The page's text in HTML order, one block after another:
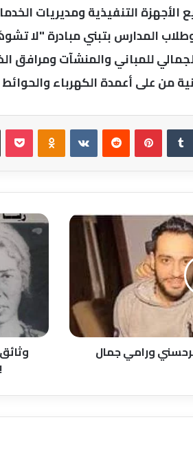
الأجهزة التنفيذية ومديريات
المدارس بتبني مبادرة "لا
للمباني والمنشآت ومرافق
من على أعمدة الكهرباء
بينتيريست
ورامي جمال
وثائق
بريطانيه
تكشف
استشهاد
وسكينه
شهداء
مناضلون
الاحتلال